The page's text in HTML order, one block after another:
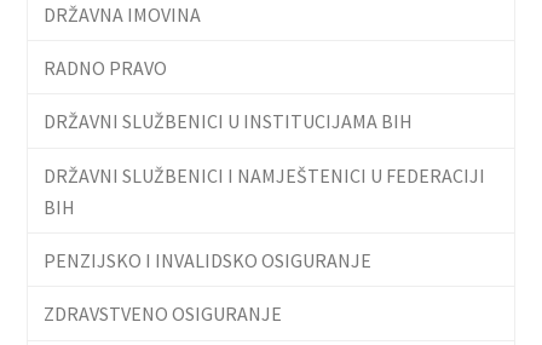
DRŽAVNA IMOVINA
RADNO PRAVO
DRŽAVNI SLUŽBENICI U INSTITUCIJAMA BIH
DRŽAVNI SLUŽBENICI I NAMJEŠTENICI U FEDERACIJI
BIH
PENZIJSKO I INVALIDSKO OSIGURANJE
ZDRAVSTVENO OSIGURANJE